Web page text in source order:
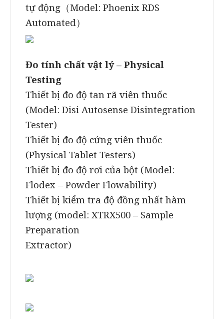
tự động（Model: Phoenix RDS
Automated）
Đo tính chất vật lý – Physical
Testing
Thiết bị đo độ tan rã viên thuốc
(Model: Disi Autosense Disintegration
Tester)
Thiết bị đo độ cứng viên thuốc
(Physical Tablet Testers)
Thiết bị đo độ rơi của bột (Model:
Flodex – Powder Flowability)
Thiết bị kiểm tra độ đồng nhất hàm
lượng (model: XTRX500 – Sample
Preparation
Extractor)